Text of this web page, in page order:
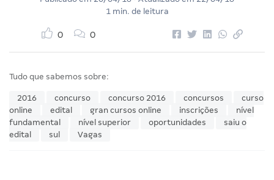
1 min. de leitura
0 0
Tudo que sabemos sobre:
2016 concurso concurso 2016 concursos
curso
online
edital gran cursos online inscrições
nível
fundamental
nível superior oportunidades
saiu o
edital
sul Vagas